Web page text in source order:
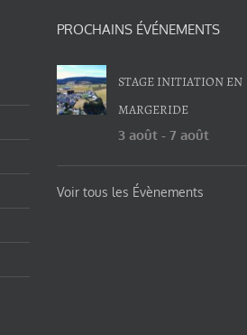
PROCHAINS ÉVÉNEMENTS
STAGE INITIATION EN
MARGERIDE
3 août -7 août
Voir tous les Évènements